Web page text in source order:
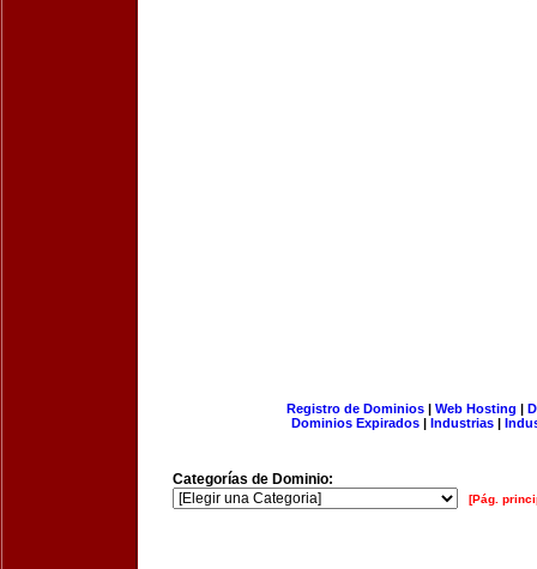
Registro de Dominios| Web Hosting |
Dominios Expirados | Industrias |
Categorías de Dominio:
[Pág.